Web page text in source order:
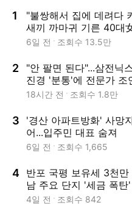
1
"불쌍해서 집에 데려다
새끼 까마귀 기른 40대
6일 전 조회수 13.5만
2
"안 팔면 된다"...삼전닉
진경 '분통'에 전문가 조
18시간 전 조회수 1.8만
3
'경산 아파트방화' 사망
어...입주민 대표 숨져
6일 전 조회수 1,665
4 반포 국평 보유세 3천만
남 주요 단지 '세금 폭
세제 개편]
4일 전 조회수 842